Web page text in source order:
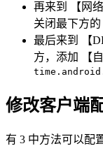
再来到 【网
关闭最下方的
最后来到 【
方，添加 【
修改客户端
有 3 中方法可以配